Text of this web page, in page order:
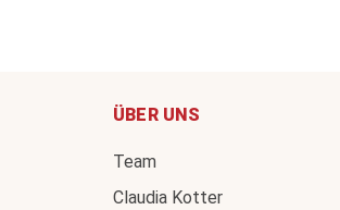
ÜBER UNS
Team
Claudia Kotter